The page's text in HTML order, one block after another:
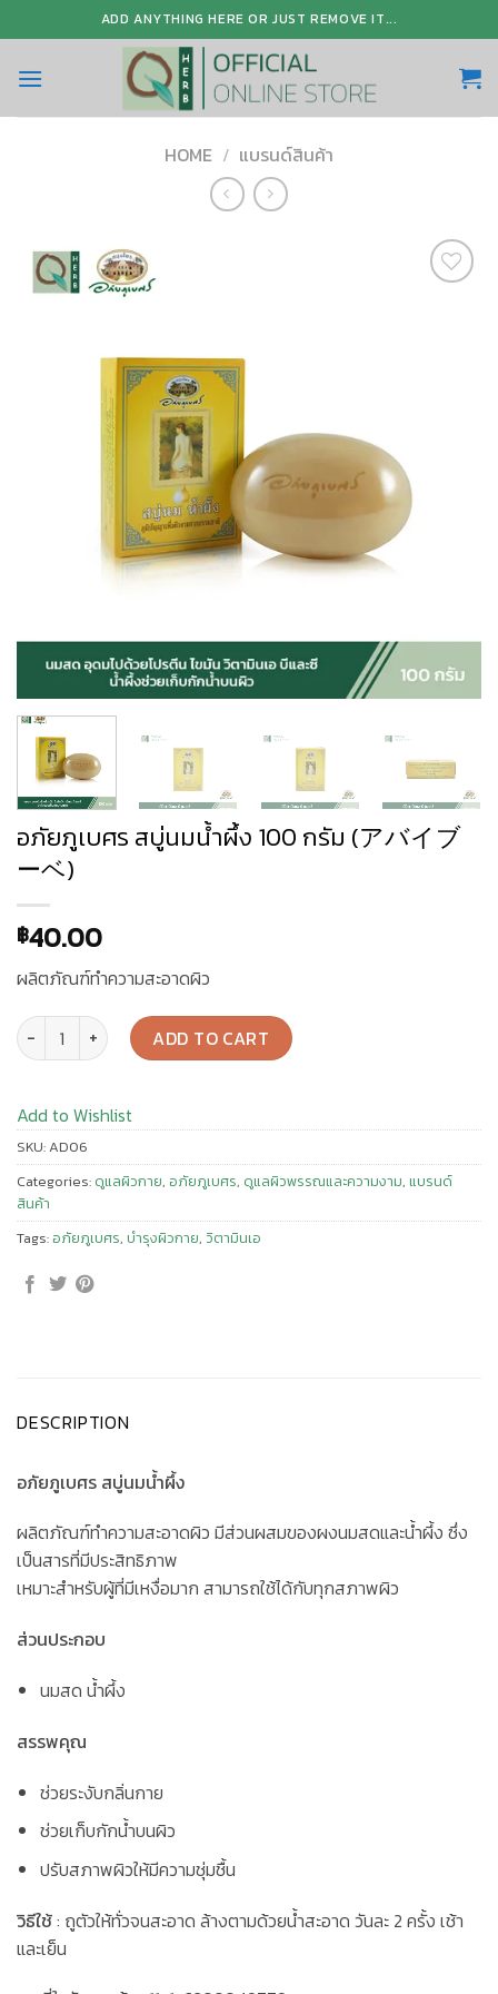
to
content
ADD ANYTHING HERE OR JUST REMOVE IT...
HOME / แบรนด์สินค้า
อภัยภูเบศร สบู่นมน้ำผึ้ง 100 กรัม (アバイブ
ーベ)
฿40.00
ผลิตภัณฑ์ทำความสะอาดผิว
อภัยภูเบศร สบู่นมน้ำผึ้ง 100 กรัม (アバイブーベ) quantity
ADD TO CART
Add to Wishlist
SKU:AD06
Categories: ดูแลผิวกาย, อภัยภูเบศร, ดูแลผิวพรรณและความงาม, แบรนด์
สินค้า
Tags: อภัยภูเบศร, บำรุงผิวกาย, วิตามินเอ
DESCRIPTION
อภัยภูเบศร สบู่นมน้ำผึ้ง
ผลิตภัณฑ์ทำความสะอาดผิว มีส่วนผสมของผงนมสดและน้ำผึ้ง ซึ่ง
เป็นสารที่มีประสิทธิภาพ
เหมาะสำหรับผู้ที่มีเหงื่อมาก สามารถใช้ได้กับทุกสภาพผิว
ส่วนประกอบ
นมสด น้ำผึ้ง
สรรพคุณ
ช่วยระงับกลิ่นกาย
ช่วยเก็บกักน้ำบนผิว
ปรับสภาพผิวให้มีความชุ่มชื้น
วิธีใช้: ถูตัวให้ทั่วจนสะอาด ล้างตามด้วยน้ำสะอาด วันละ 2 ครั้ง เช้า
และเย็น